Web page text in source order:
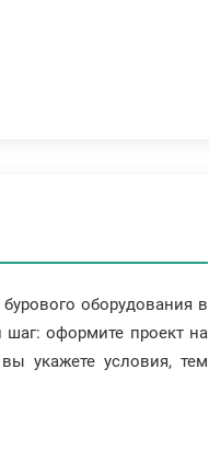
оборудования в
шаг: оформите проект на
укажете условия, тем